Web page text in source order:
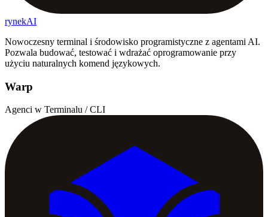
rynekAI
Nowoczesny terminal i środowisko programistyczne z agentami AI.
Pozwala budować, testować i wdrażać oprogramowanie przy
użyciu naturalnych komend językowych.
Warp
Agenci w Terminalu / CLI